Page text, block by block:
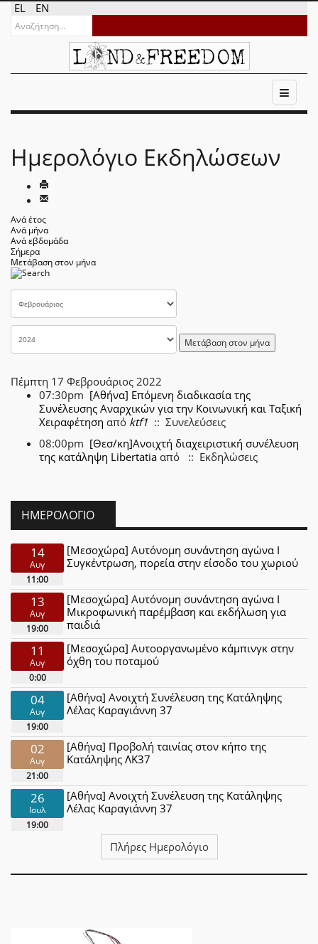
EL EN
Ημερολόγιο Εκδηλώσεων
Ανά έτος
Ανά μήνα
Ανά εβδομάδα
Σήμερα
Μετάβαση στον μήνα
Μετάβαση στον μήνα
Πέμπτη 17 Φεβρουάριος 2022
07:30pm [Αθήνα] Επόμενη διαδικασία της
Συνέλευσης Αναρχικών για την Κοινωνική και Ταξική
Χειραφέτηση από ktf1 :: Συνελεύσεις
08:00pm [Θεσ/κη]Ανοιχτή διαχειριστική συνέλευση
της κατάληψη Libertatia από :: Εκδηλώσεις
ΗΜΕΡΟΛΌΓΙΟ
14
Αυγ
11:00
[Μεσοχώρα] Αυτόνομη συνάντηση αγώνα Ι
Συγκέντρωση, πορεία στην είσοδο του χωριού
13
Αυγ
19:00
[Μεσοχώρα] Αυτόνομη συνάντηση αγώνα Ι
Μικροφωνική παρέμβαση και εκδήλωση για
παιδιά
11
Αυγ
0:00
[Μεσοχώρα] Αυτοοργανωμένο κάμπινγκ στην
όχθη του ποταμού
04
Αυγ
19:00
[Αθήνα] Ανοιχτή Συνέλευση της Κατάληψης
Λέλας Καραγιάννη 37
02
Αυγ
21:00
[Αθήνα] Προβολή ταινίας στον κήπο της
Κατάληψης ΛΚ37
26
Ιουλ
19:00
[Αθήνα] Ανοιχτή Συνέλευση της Κατάληψης
Λέλας Καραγιάννη 37
Πλήρες Ημερολόγιο